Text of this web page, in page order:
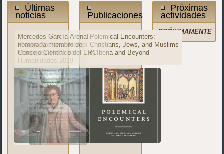
Últimas
noticias
Mercedes García-Arenal,
Premio Nacional ‘Ramón
Menéndez Pidal’ de
Humanidades 2019
Mercedes García-Arenal
nombrada miembro del
Consejo Científico del ERC
Publicaciones
Polemical Encounters:
Christians, Jews, and Muslims
in Iberia and Beyond
"The Qur'an in Western
Europe," Journal of Qur'anic
Studies
Próximas
actividades
PRÓXIMAMENTE